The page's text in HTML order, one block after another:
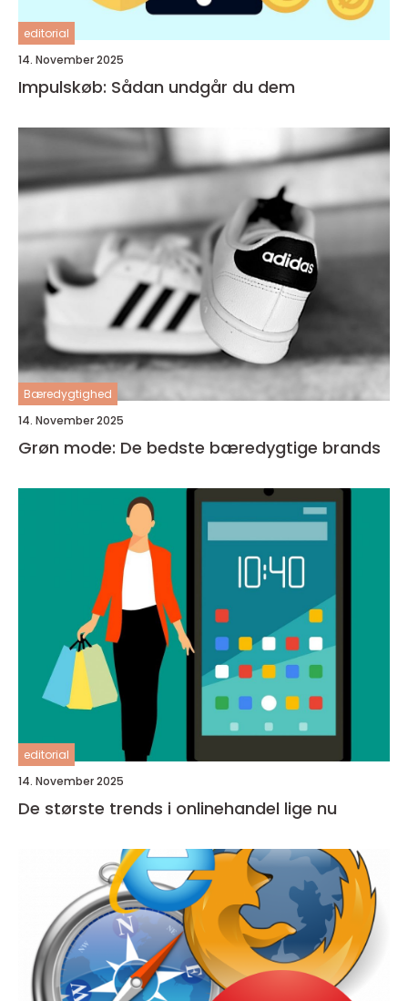
editorial
14. November 2025
Impulskøb: Sådan undgår du dem
Bæredygtighed
14. November 2025
Grøn mode: De bedste bæredygtige brands
editorial
14. November 2025
De største trends i onlinehandel lige nu